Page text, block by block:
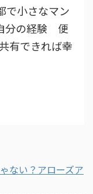
で小さなマン
分の経験 便
有できれば幸
ない？アローズア